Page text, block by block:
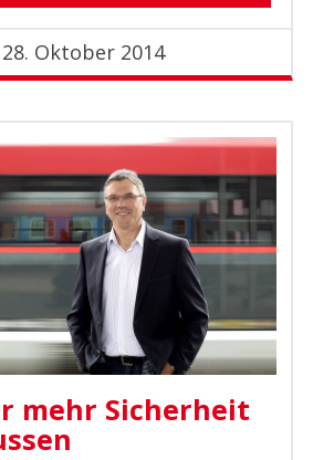
28. Oktober 2014
mehr Sicherheit